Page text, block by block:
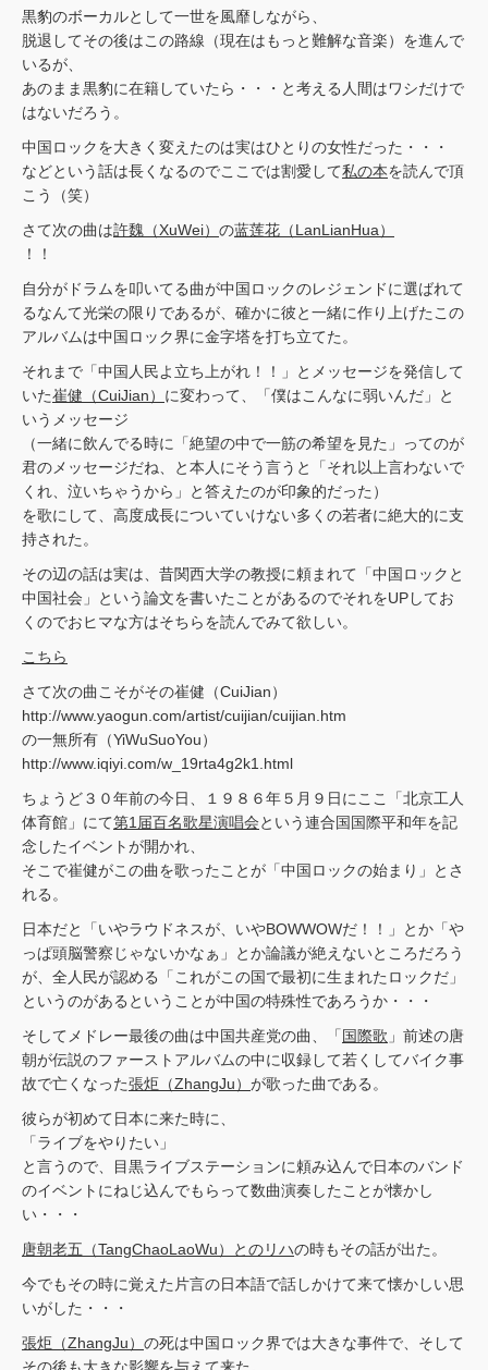
黒豹のボーカルとして一世を風靡しながら、
脱退してその後はこの路線（現在はもっと難解な音楽）を進んで
いるが、
あのまま黒豹に在籍していたら・・・と考える人間はワシだけで
はないだろう。
中国ロックを大きく変えたのは実はひとりの女性だった・・・
などという話は長くなるのでここでは割愛して私の本を読んで頂
こう（笑）
さて次の曲は許魏（XuWei） の蓝莲花（LanLianHua）
！！
自分がドラムを叩いてる曲が中国ロックのレジェンドに選ばれて
るなんて光栄の限りであるが、確かに彼と一緒に作り上げたこの
アルバムは中国ロック界に金字塔を打ち立てた。
それまで「中国人民よ立ち上がれ！！」とメッセージを発信して
いた崔健（CuiJian） に変わって、「僕はこんなに弱いんだ」と
いうメッセージ
（一緒に飲んでる時に「絶望の中で一筋の希望を見た」ってのが
君のメッセージだね、と本人にそう言うと「それ以上言わないで
くれ、泣いちゃうから」と答えたのが印象的だった）
を歌にして、高度成長についていけない多くの若者に絶大的に支
持された。
その辺の話は実は、昔関西大学の教授に頼まれて「中国ロックと
中国社会」という論文を書いたことがあるのでそれをUPしてお
くのでおヒマな方はそちらを読んでみて欲しい。
こちら
さて次の曲こそがその崔健（CuiJian）
http://www.yaogun.com/artist/cuijian/cuijian.htm
の一無所有（YiWuSuoYou）
http://www.iqiyi.com/w_19rta4g2k1.html
ちょうど３０年前の今日、１９８６年５月９日にここ「北京工人
体育館」にて第1届百名歌星演唱会という連合国国際平和年を記
念したイベントが開かれ、
そこで崔健がこの曲を歌ったことが「中国ロックの始まり」とさ
れる。
日本だと「いやラウドネスが、いやBOWWOWだ！！」とか「や
っぱ頭脳警察じゃないかなぁ」とか論議が絶えないところだろう
が、全人民が認める「これがこの国で最初に生まれたロックだ」
というのがあるということが中国の特殊性であろうか・・・
そしてメドレー最後の曲は中国共産党の曲、「国際歌 」前述の唐
朝が伝説のファーストアルバムの中に収録して若くしてバイク事
故で亡くなった張炬（ZhangJu） が歌った曲である。
彼らが初めて日本に来た時に、
「ライブをやりたい」
と言うので、目黒ライブステーションに頼み込んで日本のバンド
のイベントにねじ込んでもらって数曲演奏したことが懐かし
い・・・
唐朝老五（TangChaoLaoWu）とのリハの時もその話が出た。
今でもその時に覚えた片言の日本語で話しかけて来て懐かしい思
いがした・・・
張炬（ZhangJu） の死は中国ロック界では大きな事件で、そして
その後も大きな影響を与えて来た。